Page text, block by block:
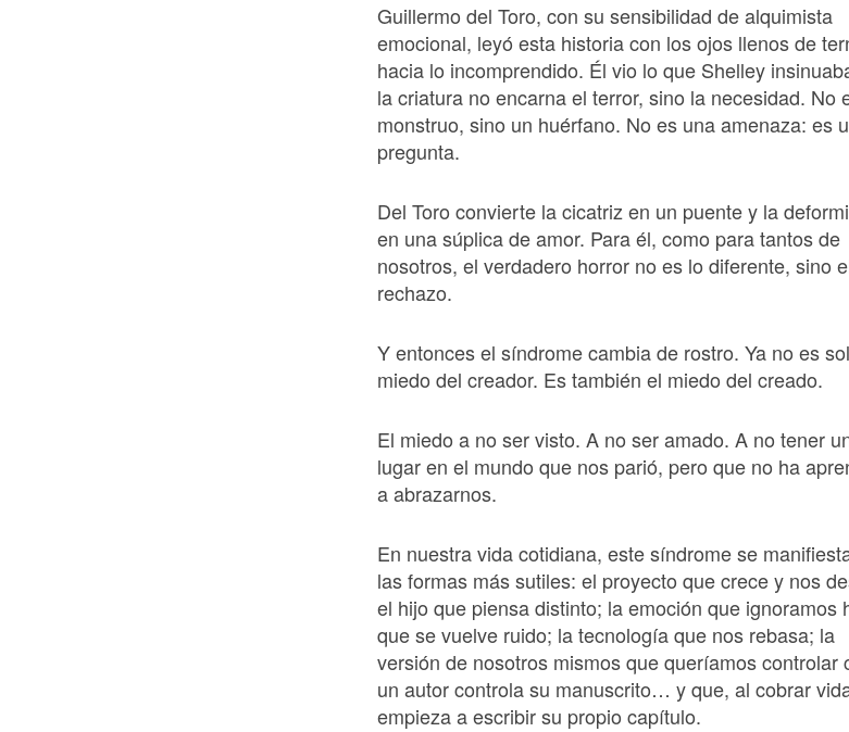
Guillermo del Toro, con su sensibilidad de alquimista
emocional, leyó esta historia con los ojos llenos de
hacia lo incomprendido. Él vio lo que Shelley
la criatura no encarna el terror, sino la necesidad. No
monstruo, sino un huérfano. No es una amenaza: es
pregunta.
Del Toro convierte la cicatriz en un puente y la
en una súplica de amor. Para él, como para tantos de
nosotros, el verdadero horror no es lo diferente, sino
rechazo.
Y entonces el síndrome cambia de rostro. Ya no es
miedo del creador. Es también el miedo del creado.
El miedo a no ser visto. A no ser amado. A no tener
lugar en el mundo que nos parió, pero que no ha
a abrazarnos.
En nuestra vida cotidiana, este síndrome se
las formas más sutiles: el proyecto que crece y nos
el hijo que piensa distinto; la emoción que ignoramos
que se vuelve ruido; la tecnología que nos rebasa; la
versión de nosotros mismos que queríamos controlar
un autor controla su manuscrito… y que, al cobrar
empieza a escribir su propio capítulo.